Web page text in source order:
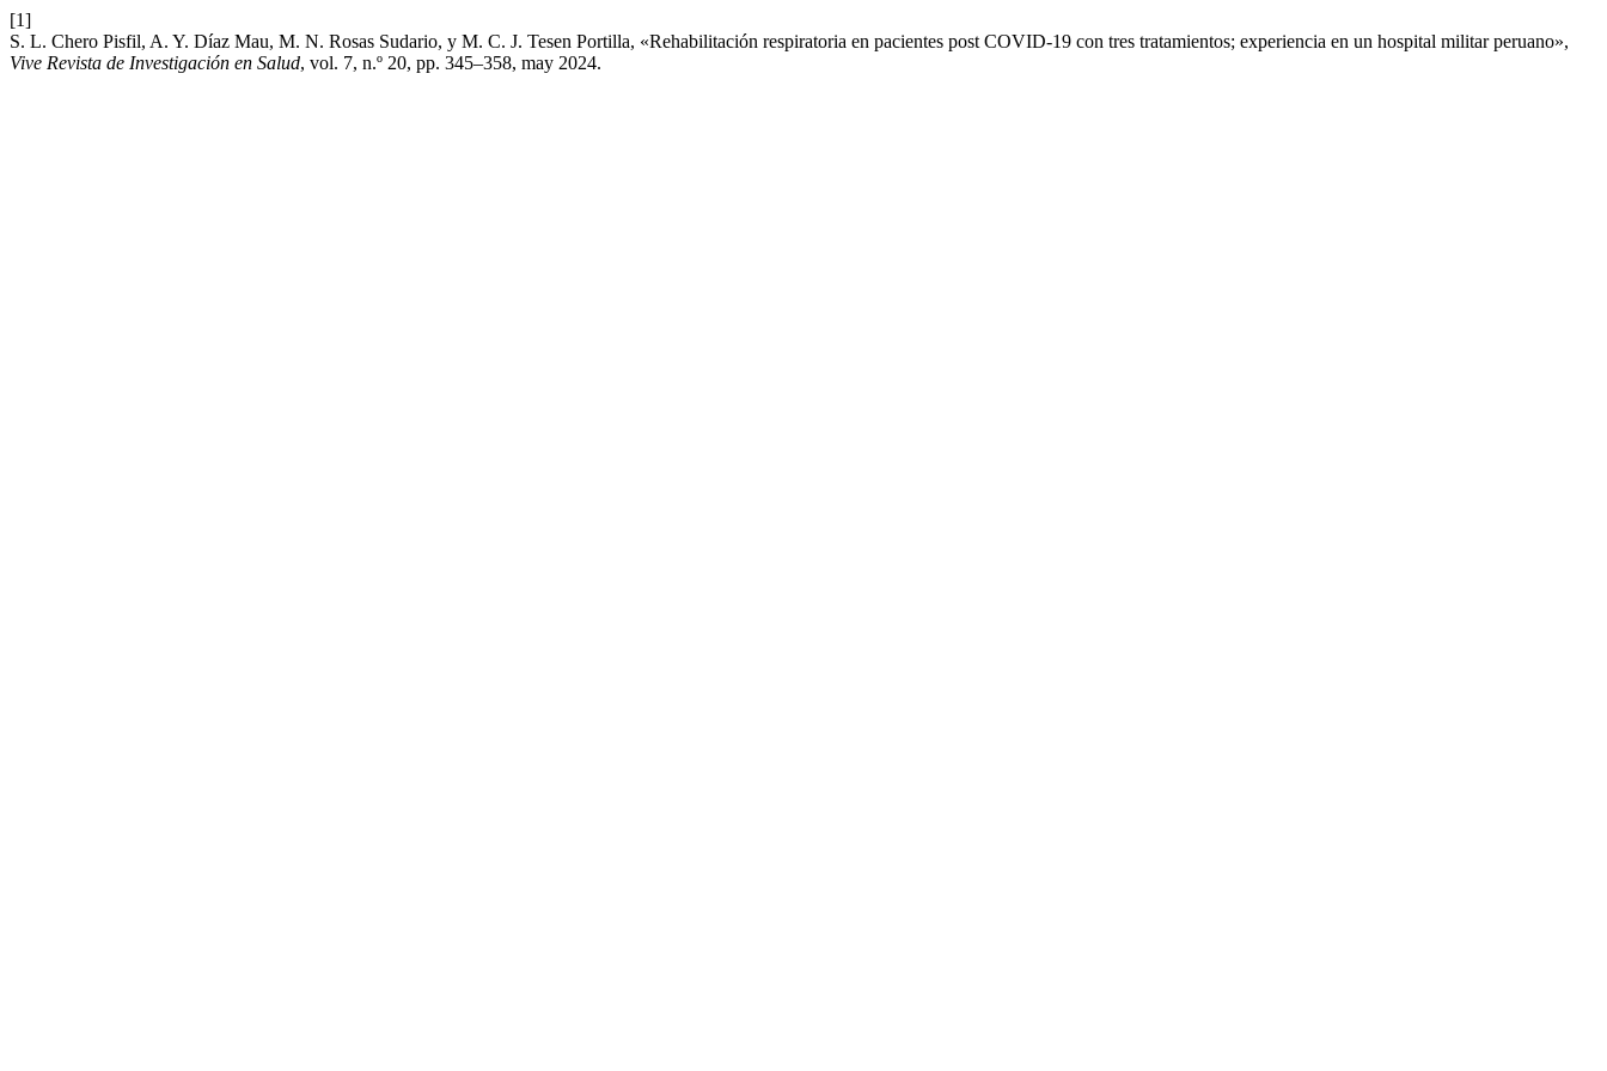
[1]
S. L. Chero Pisfil, A. Y. Díaz Mau, M. N. Rosas Sudario, y M. C. J. Tesen Portilla, «Rehabilitación respiratoria en pacientes post COVID-19 con tres tratamientos; experiencia en un hospital militar peruano»,
Vive Revista de Investigación en Salud, vol. 7, n.º 20, pp. 345–358, may 2024.